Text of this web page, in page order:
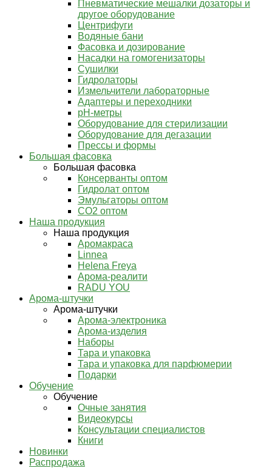
Пневматические мешалки дозаторы и
другое оборудование
Центрифуги
Водяные бани
Фасовка и дозирование
Насадки на гомогенизаторы
Сушилки
Гидролаторы
Измельчители лабораторные
Адаптеры и переходники
pH-метры
Оборудование для стерилизации
Оборудование для дегазации
Прессы и формы
Большая фасовка
Большая фасовка
Консерванты оптом
Гидролат оптом
Эмульгаторы оптом
СО2 оптом
Наша продукция
Наша продукция
Аромакраса
Linnea
Helena Freya
Арома-реалити
RADU YOU
Арома-штучки
Арома-штучки
Арома-электроника
Арома-изделия
Наборы
Тара и упаковка
Тара и упаковка для парфюмерии
Подарки
Обучение
Обучение
Очные занятия
Видеокурсы
Консультации специалистов
Книги
Новинки
Распродажа